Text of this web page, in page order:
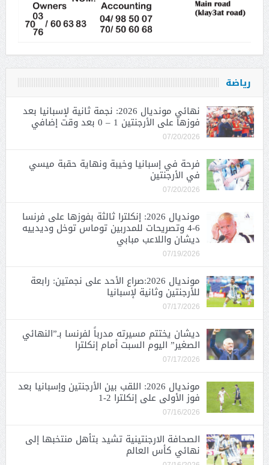
رياضة
نهائي مونديال 2026: نجمة ثانية لإسبانيا بعد
فوزها على الأرجنتين 1 – 0 بعد وقت إضافي
07/20/2026
فرحة في إسبانيا وخيبة ونهاية حقبة ميسي
في الأرجنتين
07/20/2026
مونديال 2026: إنكلترا ثالثة بفوزها على فرنسا
6-4 وتصريحات للمدربين توماس توخل وديدييه
ديشان واللاعب مبابي
07/19/2026
مونديال 2026:صراع الأحد على نجمتين: رابعة
للأرجنتين وثانية لإسبانيا
07/17/2026
ديشان يختتم مسيرته مدرباً لفرنسا بـ”النهائي
الصغير” اليوم السبت أمام إنكلترا
07/17/2026
مونديال 2026: اللقب بين الأرجنتين وإسبانيا بعد
فوز الأولى على إنكلترا 2-1
07/16/2026
الصحافة الارجنتينية تشيد بتأهل منتخبها إلى
نهائي كأس العالم